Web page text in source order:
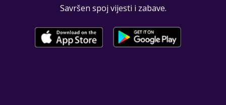
Savršen spoj vijesti i zabave.